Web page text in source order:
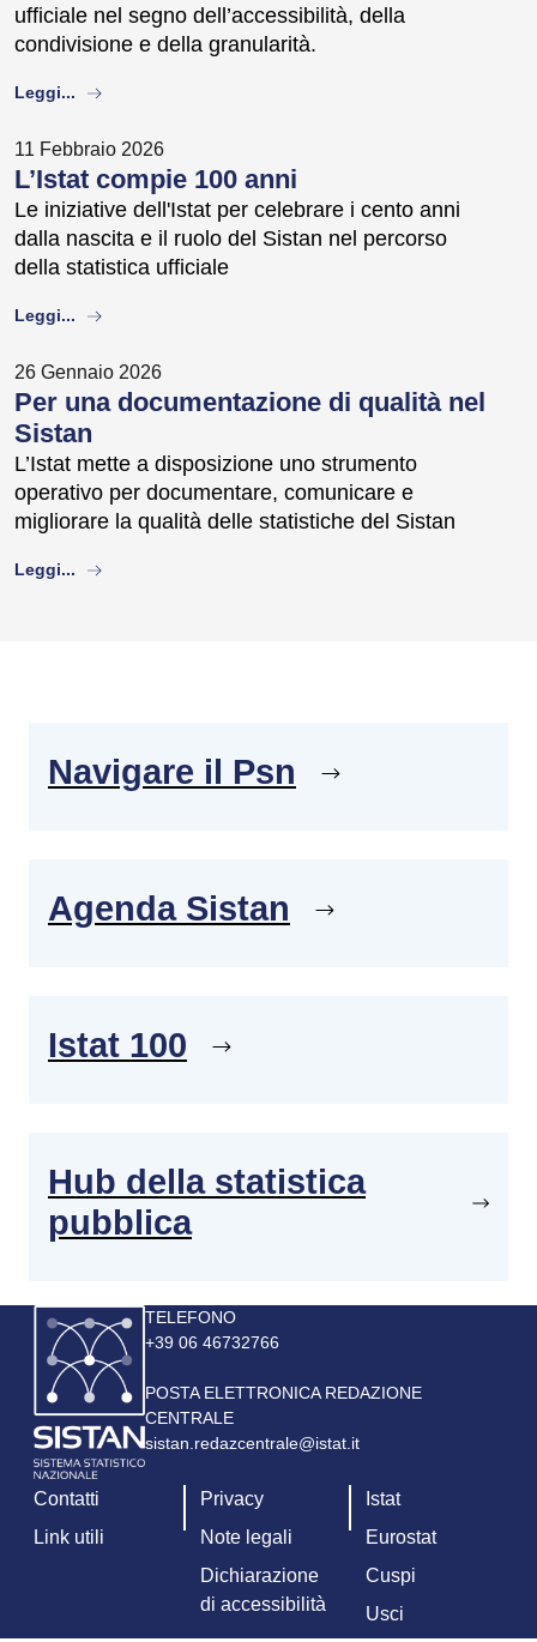
ufficiale nel segno dell’accessibilità, della
condivisione e della granularità.
Leggi... about
11 Febbraio 2026
L’Istat compie 100 anni
Le iniziative dell'Istat per celebrare i cento anni
dalla nascita e il ruolo del Sistan nel percorso
della statistica ufficiale
Leggi... about
26 Gennaio 2026
Per una documentazione di qualità nel
Sistan
L’Istat mette a disposizione uno strumento
operativo per documentare, comunicare e
migliorare la qualità delle statistiche del Sistan
Leggi... about
Navigare il Psn
Agenda Sistan
Istat 100
Hub della statistica
pubblica
Immagine
TELEFONO
+39 06 46732766
POSTA ELETTRONICA REDAZIONE
CENTRALE
sistan.redazcentrale@istat.it
Contatti
Link utili
Privacy
Note legali
Dichiarazione
di accessibilità
Istat
Eurostat
Cuspi
Usci